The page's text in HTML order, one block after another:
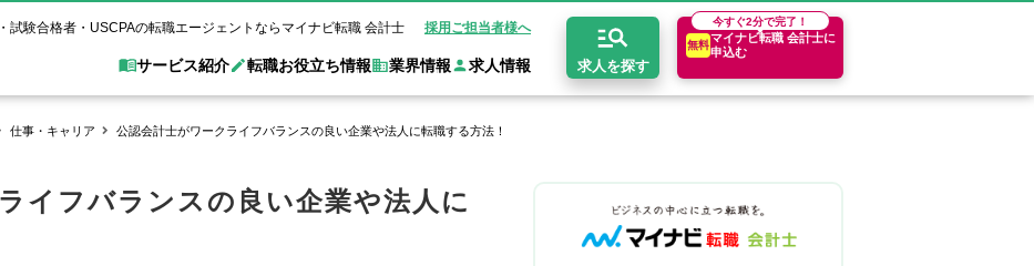
試験合格者・USCPAの転職エージェントならマイナビ転職 会計士 採用ご担当者様へ
求人を探す
今すぐ2分で完了！
無料
マイナビ転職 会計士に
申込む
サービス紹介
ビ転職 会計士とは？ Web面談サービス
転職お役立ち情報
別転職ガイド 転職活動お役立ちコンテンツ
年収診断
業界情報
試験情報 業界トピックス
コンサルティングファーム
求人情報
格別求人情報 業界別求人情報
関東・首都圏
仕事・キャリア 公認会計士がワークライフバランスの良い企業や法人に転職する方法！
イフバランスの良い企業や法人に